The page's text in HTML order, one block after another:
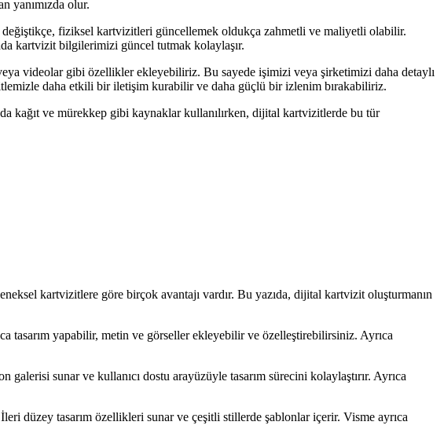
yanımızda olur.
fiziksel kartvizitleri güncellemek oldukça zahmetli ve maliyetli olabilir.
kartvizit bilgilerimizi güncel tutmak kolaylaşır.
videolar gibi özellikler ekleyebiliriz. Bu sayede işimizi veya şirketimizi daha detaylı
daha etkili bir iletişim kurabilir ve daha güçlü bir izlenim bırakabiliriz.
kağıt ve mürekkep gibi kaynaklar kullanılırken, dijital kartvizitlerde bu tür
kartvizitlere göre birçok avantajı vardır. Bu yazıda, dijital kartvizit oluşturmanın
tasarım yapabilir, metin ve görseller ekleyebilir ve özelleştirebilirsiniz. Ayrıca
sunar ve kullanıcı dostu arayüzüyle tasarım sürecini kolaylaştırır. Ayrıca
düzey tasarım özellikleri sunar ve çeşitli stillerde şablonlar içerir. Visme ayrıca